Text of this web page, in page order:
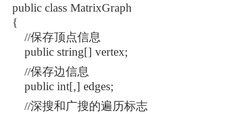
public class MatrixGraph
{
//保存顶点信息
public string[] vertex;
//保存边信息
public int[,] edges;
//深搜和广搜的遍历标志